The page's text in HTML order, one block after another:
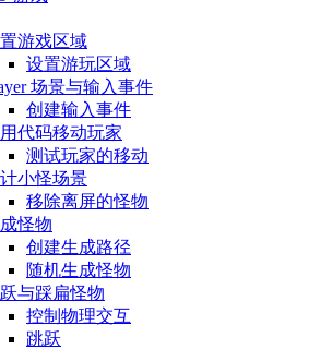
游戏区域
设置游玩区域
场景与输入事件
创建输入事件
代码移动玩家
测试玩家的移动
小怪场景
移除离屏的怪物
怪物
创建生成路径
随机生成怪物
与踩扁怪物
控制物理交互
跳跃